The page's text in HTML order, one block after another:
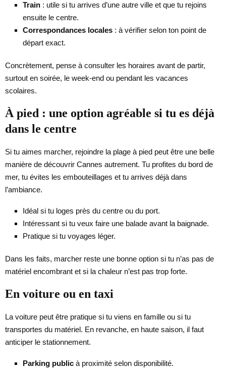
Train : utile si tu arrives d’une autre ville et que tu rejoins
ensuite le centre.
Correspondances locales : à vérifier selon ton point de
départ exact.
Concrètement, pense à consulter les horaires avant de partir,
surtout en soirée, le week-end ou pendant les vacances
scolaires.
À pied : une option agréable si tu es déjà
dans le centre
Si tu aimes marcher, rejoindre la plage à pied peut être une belle
manière de découvrir Cannes autrement. Tu profites du bord de
mer, tu évites les embouteillages et tu arrives déjà dans
l’ambiance.
Idéal si tu loges près du centre ou du port.
Intéressant si tu veux faire une balade avant la baignade.
Pratique si tu voyages léger.
Dans les faits, marcher reste une bonne option si tu n’as pas de
matériel encombrant et si la chaleur n’est pas trop forte.
En voiture ou en taxi
La voiture peut être pratique si tu viens en famille ou si tu
transportes du matériel. En revanche, en haute saison, il faut
anticiper le stationnement.
Parking public à proximité selon disponibilité.